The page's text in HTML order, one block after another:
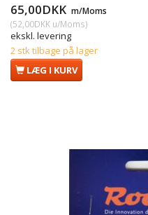
65,00DKK m/Moms
(52,00DKK u/Moms)
ekskl. levering
2 stk tilbage på lager
LÆG I KURV